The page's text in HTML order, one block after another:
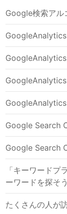
Google検索アル
GoogleAnalytics
Google Search
Google Search
「キーワードプ
ーワードを探そう
たくさんの人が